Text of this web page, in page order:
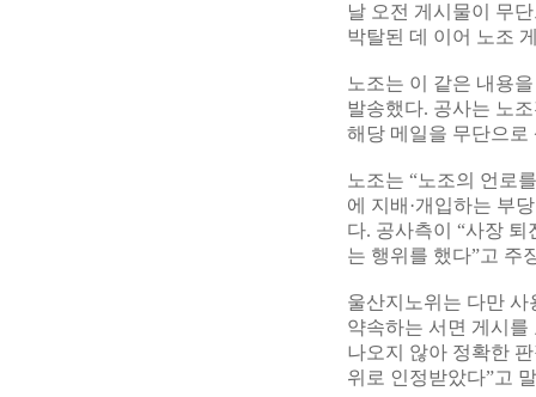
날 오전 게시물이 무
박탈된 데 이어 노조
노조는 이 같은 내용
발송했다. 공사는 노
해당 메일을 무단으로
노조는 “노조의 언로
에 지배·개입하는 부
다. 공사측이 “사장
는 행위를 했다”고 주
울산지노위는 다만
약속하는 서면 게시
나오지 않아 정확한
위로 인정받았다”고